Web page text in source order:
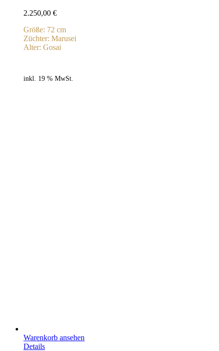
2.250,00 €
Größe: 72 cm
Züchter: Marusei
Alter: Gosai
inkl. 19 % MwSt.
Warenkorb ansehen
Details